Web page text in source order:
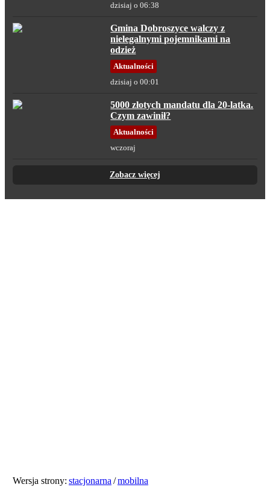
dzisiaj o 06:38
Gmina Dobroszyce walczy z
nielegalnymi pojemnikami na
odzież
Aktualności
dzisiaj o 00:01
5000 złotych mandatu dla 20-latka.
Czym zawinił?
Aktualności
wczoraj
Zobacz więcej
Wersja strony: stacjonarna /mobilna